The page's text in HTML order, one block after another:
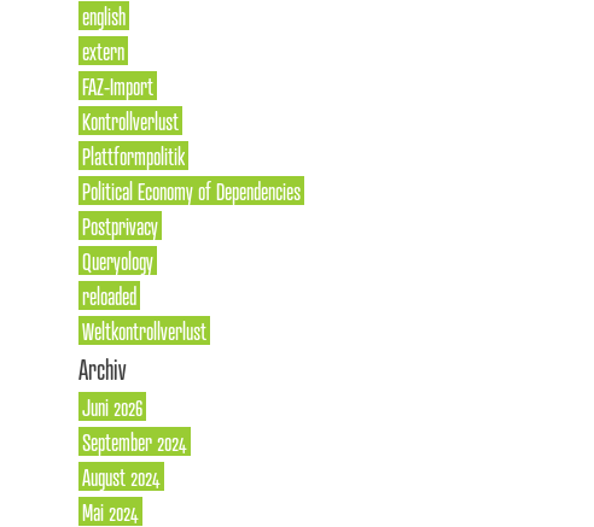
english
extern
FAZ-Import
Kontrollverlust
Plattformpolitik
Political Economy of Dependencies
Postprivacy
Queryology
reloaded
Weltkontrollverlust
Archiv
Juni 2026
September 2024
August 2024
Mai 2024